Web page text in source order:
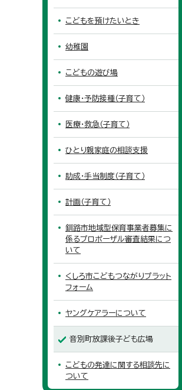
こどもを預けたいとき
幼稚園
こどもの遊び場
健康・予防接種（子育て）
医療・救急（子育て）
ひとり親家庭の相談支援
助成・手当制度（子育て）
計画（子育て）
釧路市地域型保育事業者募集に
係るプロポーザル審査結果につ
いて
くしろ市こどもつながりプラット
フォーム
ヤングケアラーについて
音別町放課後子ども広場
こどもの発達に関する相談先に
ついて